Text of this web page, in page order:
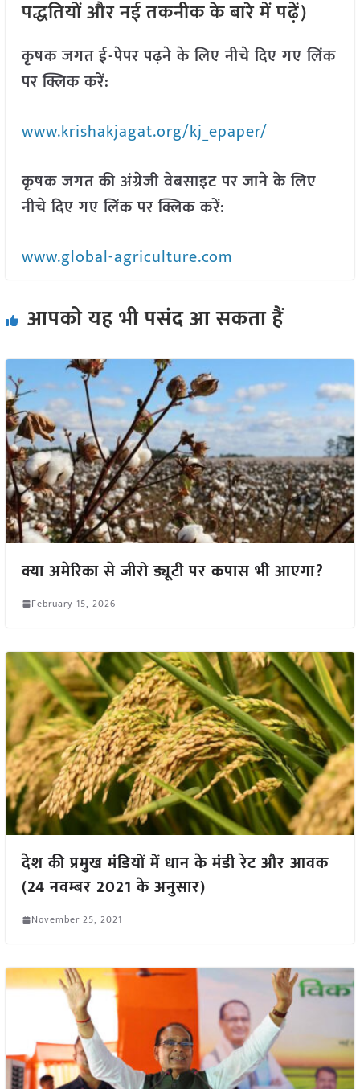
पद्धतियों और नई तकनीक के बारे में पढ़ें)
कृषक जगत ई-पेपर पढ़ने के लिए नीचे दिए गए लिंक
पर क्लिक करें:
www.krishakjagat.org/kj_epaper/
कृषक जगत की अंग्रेजी वेबसाइट पर जाने के लिए
नीचे दिए गए लिंक पर क्लिक करें:
www.global-agriculture.com
आपको यह भी पसंद आ सकता हैं
क्या अमेरिका से जीरो ड्यूटी पर कपास भी आएगा?
February 15, 2026
देश की प्रमुख मंडियों में धान के मंडी रेट और आवक
(24 नवम्बर 2021 के अनुसार)
November 25, 2021